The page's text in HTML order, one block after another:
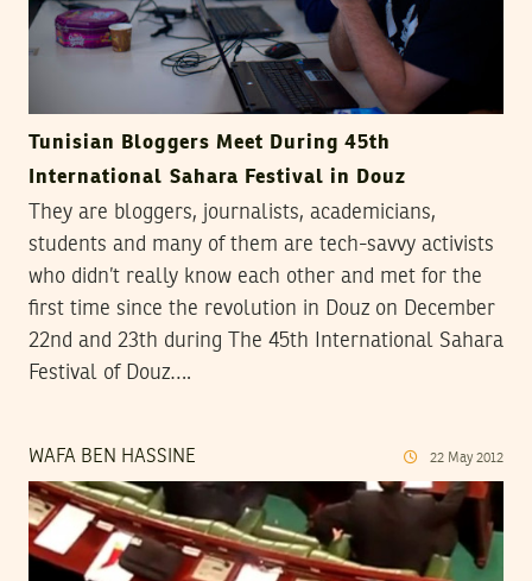
Tunisian Bloggers Meet During 45th
International Sahara Festival in Douz
They are bloggers, journalists, academicians,
students and many of them are tech-savvy activists
who didn’t really know each other and met for the
first time since the revolution in Douz on December
22nd and 23th during The 45th International Sahara
Festival of Douz….
WAFA BEN HASSINE 22 May 2012